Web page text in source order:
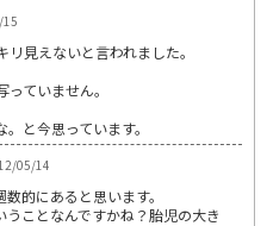
見えないと言われました。
ていません。
と今思っています。
05/14
的にあると思います。
ことなんですかね？胎児の大き